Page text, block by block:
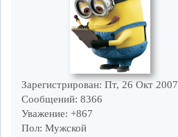
Зарегистрирован: Пт, 26 Окт 2007
Сообщений: 8366
Уважение: +867
Пол: Мужской